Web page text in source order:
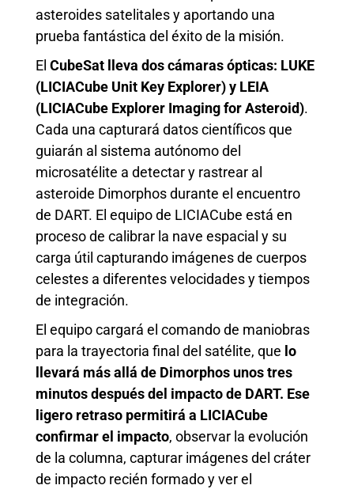
asteroides satelitales y aportando una
prueba fantástica del éxito de la misión.
El CubeSat lleva dos cámaras ópticas: LUKE
(LICIACube Unit Key Explorer) y LEIA
(LICIACube Explorer Imaging for Asteroid).
Cada una capturará datos científicos que
guiarán al sistema autónomo del
microsatélite a detectar y rastrear al
asteroide Dimorphos durante el encuentro
de DART. El equipo de LICIACube está en
proceso de calibrar la nave espacial y su
carga útil capturando imágenes de cuerpos
celestes a diferentes velocidades y tiempos
de integración.
El equipo cargará el comando de maniobras
para la trayectoria final del satélite, que lo
llevará más allá de Dimorphos unos tres
minutos después del impacto de DART. Ese
ligero retraso permitirá a LICIACube
confirmar el impacto, observar la evolución
de la columna, capturar imágenes del cráter
de impacto recién formado y ver el